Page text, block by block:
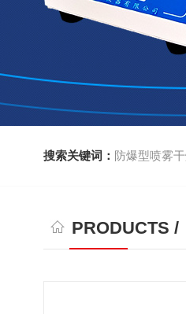
搜索关键词： 防爆型喷雾
PRODUCTS /